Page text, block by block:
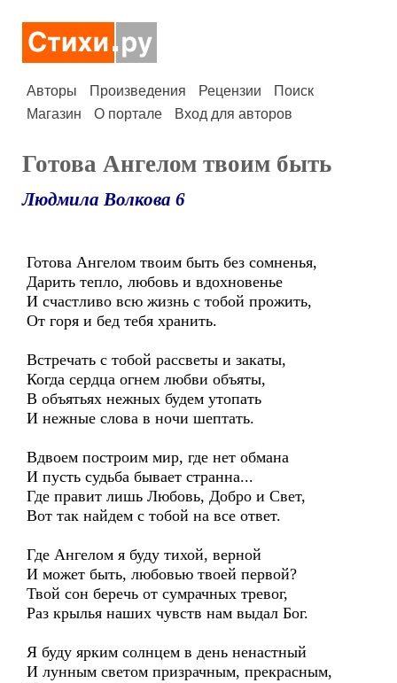
Авторы Произведения Рецензии
Поиск
Магазин
О портале Вход для авторов
Готова Ангелом твоим быть
Людмила Волкова 6
Готова Ангелом твоим быть без сомненья,
Дарить тепло, любовь и вдохновенье
И счастливо всю жизнь с тобой прожить,
От горя и бед тебя хранить.
Встречать с тобой рассветы и закаты,
Когда сердца огнем любви объяты,
В объятьях нежных будем утопать
И нежные слова в ночи шептать.
Вдвоем построим мир, где нет обмана
И пусть судьба бывает странна...
Где правит лишь Любовь, Добро и Свет,
Вот так найдем с тобой на все ответ.
Где Ангелом я буду тихой, верной
И может быть, любовью твоей первой?
Твой сон беречь от сумрачных тревог,
Раз крылья наших чувств нам выдал Бог.
Я буду ярким солнцем в день ненастный
И лунным светом призрачным, прекрасным,